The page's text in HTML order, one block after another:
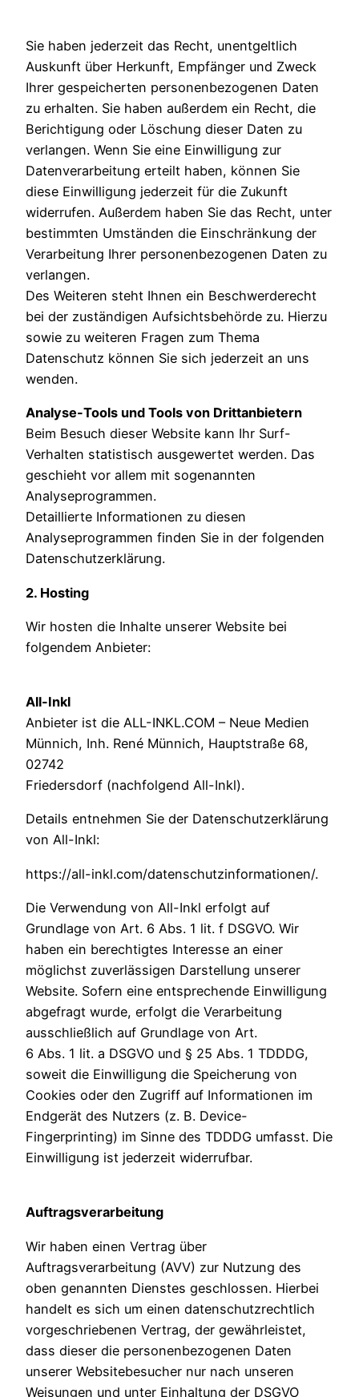
Sie haben jederzeit das Recht, unentgeltlich
Auskunft über Herkunft, Empfänger und Zweck
Ihrer gespeicherten personenbezogenen Daten
zu erhalten. Sie haben außerdem ein Recht, die
Berichtigung oder Löschung dieser Daten zu
verlangen. Wenn Sie eine Einwilligung zur
Datenverarbeitung erteilt haben, können Sie
diese Einwilligung jederzeit für die Zukunft
widerrufen. Außerdem haben Sie das Recht, unter
bestimmten Umständen die Einschränkung der
Verarbeitung Ihrer personenbezogenen Daten zu
verlangen.
Des Weiteren steht Ihnen ein Beschwerderecht
bei der zuständigen Aufsichtsbehörde zu. Hierzu
sowie zu weiteren Fragen zum Thema
Datenschutz können Sie sich jederzeit an uns
wenden.
Analyse-Tools und Tools von Drittanbietern
Beim Besuch dieser Website kann Ihr Surf-
Verhalten statistisch ausgewertet werden. Das
geschieht vor allem mit sogenannten
Analyseprogrammen.
Detaillierte Informationen zu diesen
Analyseprogrammen finden Sie in der folgenden
Datenschutzerklärung.
2. Hosting
Wir hosten die Inhalte unserer Website bei
folgendem Anbieter:
All-Inkl
Anbieter ist die ALL-INKL.COM – Neue Medien
Münnich, Inh. René Münnich, Hauptstraße 68,
02742
Friedersdorf (nachfolgend All-Inkl).
Details entnehmen Sie der Datenschutzerklärung
von All-Inkl:
https://all-inkl.com/datenschutzinformationen/.
Die Verwendung von All-Inkl erfolgt auf
Grundlage von Art. 6 Abs. 1 lit. f DSGVO. Wir
haben ein berechtigtes Interesse an einer
möglichst zuverlässigen Darstellung unserer
Website. Sofern eine entsprechende Einwilligung
abgefragt wurde, erfolgt die Verarbeitung
ausschließlich auf Grundlage von Art.
6 Abs. 1 lit. a DSGVO und § 25 Abs. 1 TDDDG,
soweit die Einwilligung die Speicherung von
Cookies oder den Zugriff auf Informationen im
Endgerät des Nutzers (z. B. Device-
Fingerprinting) im Sinne des TDDDG umfasst. Die
Einwilligung ist jederzeit widerrufbar.
Auftragsverarbeitung
Wir haben einen Vertrag über
Auftragsverarbeitung (AVV) zur Nutzung des
oben genannten Dienstes geschlossen. Hierbei
handelt es sich um einen datenschutzrechtlich
vorgeschriebenen Vertrag, der gewährleistet,
dass dieser die personenbezogenen Daten
unserer Websitebesucher nur nach unseren
Weisungen und unter Einhaltung der DSGVO